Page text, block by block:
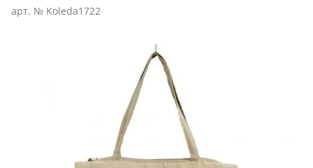
арт. № Koleda1722